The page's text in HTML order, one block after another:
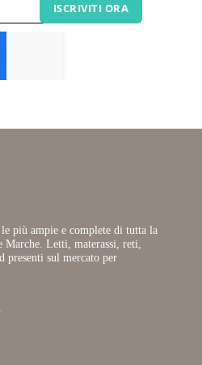
ISCRIVITI ORA
le più ampie e complete di tutta la
Letti, materassi, reti,
presenti sul mercato per